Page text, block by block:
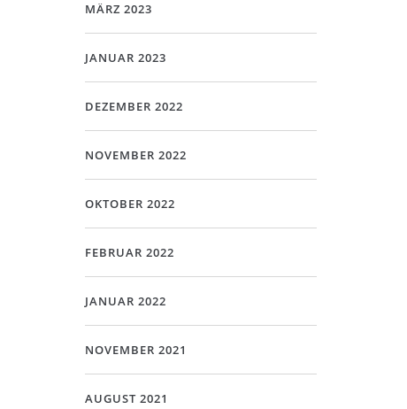
MÄRZ 2023
JANUAR 2023
DEZEMBER 2022
NOVEMBER 2022
OKTOBER 2022
FEBRUAR 2022
JANUAR 2022
NOVEMBER 2021
AUGUST 2021